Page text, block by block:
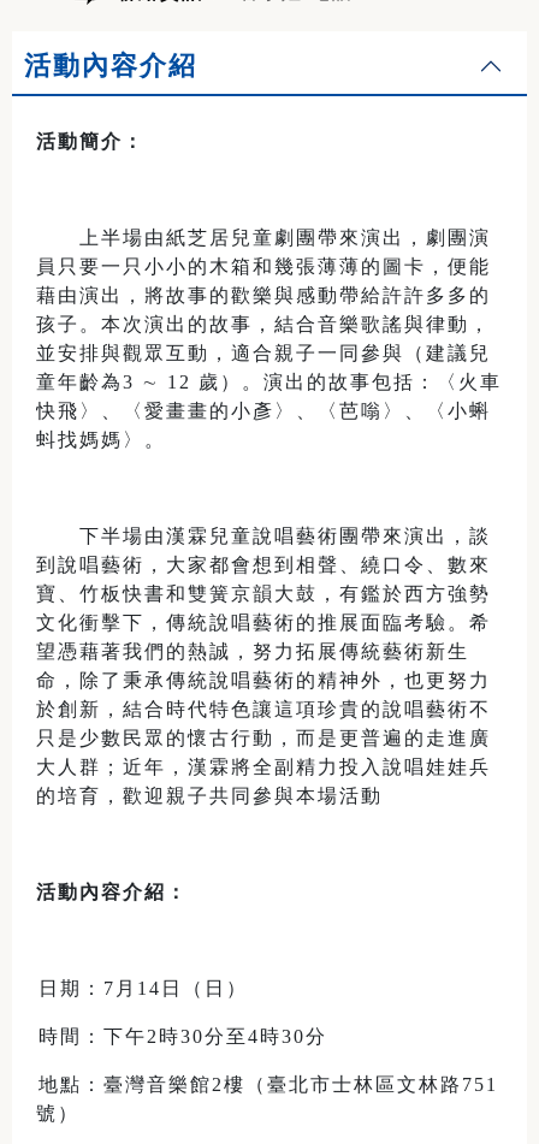
活動內容介紹
活動簡介：
上半場由紙芝居兒童劇團帶來演出，劇團演
員只要一只小小的木箱和幾張薄薄的圖卡，便能
藉由演出，將故事的歡樂與感動帶給許許多多的
孩子。本次演出的故事，結合音樂歌謠與律動，
並安排與觀眾互動，適合親子一同參與（建議兒
童年齡為3 ∼ 12 歲）。演出的故事包括：〈火車
快飛〉、〈愛畫畫的小彥〉、〈芭嗡〉、〈小蝌
蚪找媽媽〉。
下半場由漢霖兒童說唱藝術團帶來演出，談
到說唱藝術，大家都會想到相聲、繞口令、數來
寶、竹板快書和雙簧京韻大鼓，有鑑於西方強勢
文化衝擊下，傳統說唱藝術的推展面臨考驗。希
望憑藉著我們的熱誠，努力拓展傳統藝術新生
命，除了秉承傳統說唱藝術的精神外，也更努力
於創新，結合時代特色讓這項珍貴的說唱藝術不
只是少數民眾的懷古行動，而是更普遍的走進廣
大人群；近年，漢霖將全副精力投入說唱娃娃兵
的培育，歡迎親子共同參與本場活動
活動內容介紹：
日期：7月14日（日）
時間：下午2時30分至4時30分
地點：臺灣音樂館2樓（臺北市士林區文林路751
號）